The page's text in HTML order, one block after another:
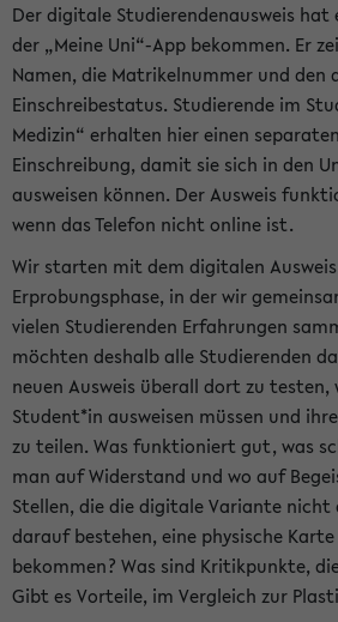
Der digitale Studierendenausweis hat
der „Meine Uni“-App bekommen. Er
Namen, die Matrikelnummer und den
Einschreibestatus. Studierende im
Medizin“ erhalten hier einen
Einschreibung, damit sie sich in den
ausweisen können. Der Ausweis
wenn das Telefon nicht online ist.
Wir starten mit dem digitalen
Erprobungsphase, in der wir
vielen Studierenden Erfahrungen
möchten deshalb alle Studierenden
neuen Ausweis überall dort zu testen,
Student*in ausweisen müssen und
zu teilen. Was funktioniert gut, was
man auf Widerstand und wo auf
Stellen, die die digitale Variante nicht
darauf bestehen, eine physische
bekommen? Was sind Kritikpunkte,
Gibt es Vorteile, im Vergleich zur